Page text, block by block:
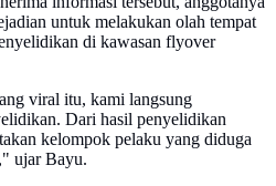
untuk melakukan olah tempat
di kawasan flyover
viral itu, kami langsung
Dari hasil penyelidikan
kelompok pelaku yang diduga
ujar Bayu.